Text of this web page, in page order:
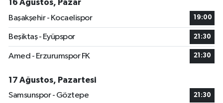
16 Ağustos, Pazar
Başakşehir - Kocaelispor
19:00
Beşiktaş - Eyüpspor 21:30
Amed - Erzurumspor FK 21:30
17 Ağustos, Pazartesi
Samsunspor - Göztepe
21:30